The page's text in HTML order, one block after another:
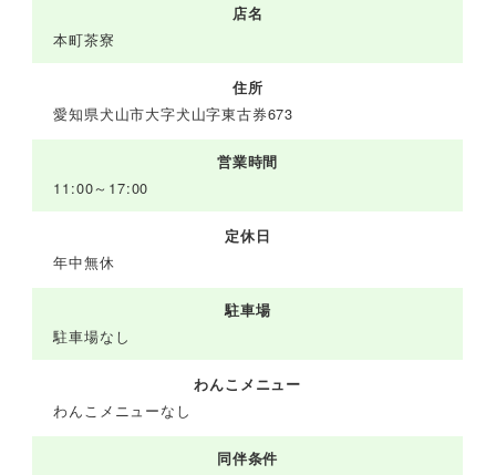
店名
本町茶寮
住所
愛知県犬山市大字犬山字東古券673
営業時間
11:00～17:00
定休日
年中無休
駐車場
駐車場なし
わんこメニュー
わんこメニューなし
同伴条件